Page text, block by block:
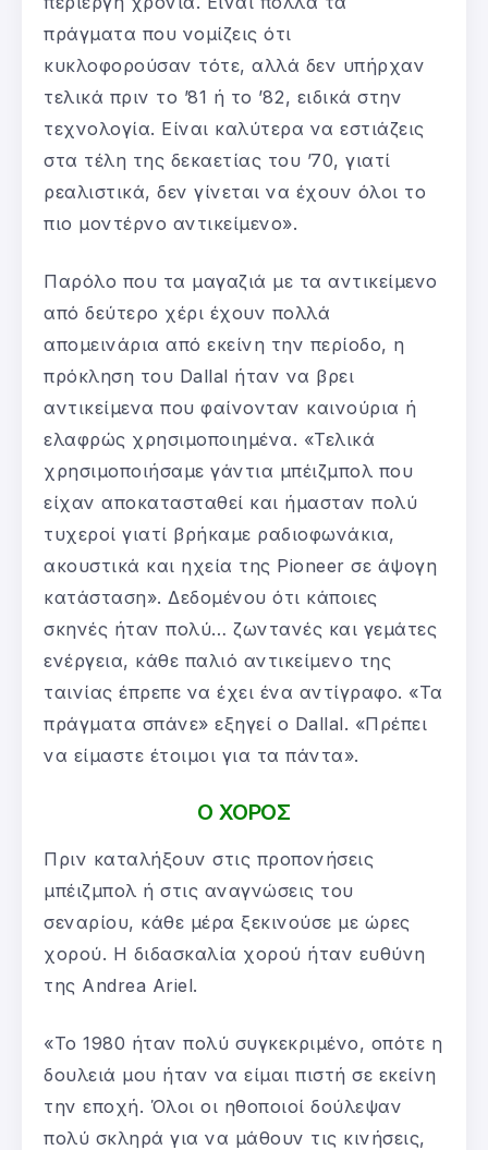
πράγματα που νομίζεις ότι
κυκλοφορούσαν τότε, αλλά δεν υπήρχαν
τελικά πριν το ’81 ή το ’82, ειδικά στην
τεχνολογία. Είναι καλύτερα να εστιάζεις
στα τέλη της δεκαετίας του ’70, γιατί
ρεαλιστικά, δεν γίνεται να έχουν όλοι το
πιο μοντέρνο αντικείμενο».
Παρόλο που τα μαγαζιά με τα αντικείμενο
από δεύτερο χέρι έχουν πολλά
απομεινάρια από εκείνη την περίοδο, η
πρόκληση του Dallal ήταν να βρει
αντικείμενα που φαίνονταν καινούρια ή
ελαφρώς χρησιμοποιημένα. «Τελικά
χρησιμοποιήσαμε γάντια μπέιζμπολ που
είχαν αποκατασταθεί και ήμασταν πολύ
τυχεροί γιατί βρήκαμε ραδιοφωνάκια,
ακουστικά και ηχεία της Pioneer σε άψογη
κατάσταση». Δεδομένου ότι κάποιες
σκηνές ήταν πολύ… ζωντανές και γεμάτες
ενέργεια, κάθε παλιό αντικείμενο της
ταινίας έπρεπε να έχει ένα αντίγραφο. «Τα
πράγματα σπάνε» εξηγεί ο Dallal. «Πρέπει
να είμαστε έτοιμοι για τα πάντα».
Ο ΧΟΡΟΣ
Πριν καταλήξουν στις προπονήσεις
μπέιζμπολ ή στις αναγνώσεις του
σεναρίου, κάθε μέρα ξεκινούσε με ώρες
χορού. Η διδασκαλία χορού ήταν ευθύνη
της Andrea Ariel.
«Το 1980 ήταν πολύ συγκεκριμένο, οπότε η
δουλειά μου ήταν να είμαι πιστή σε εκείνη
την εποχή. Όλοι οι ηθοποιοί δούλεψαν
πολύ σκληρά για να μάθουν τις κινήσεις,